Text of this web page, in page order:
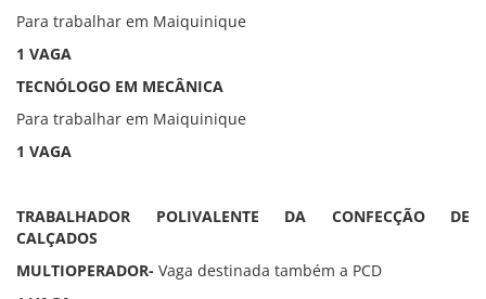
Para trabalhar em Maiquinique
1 VAGA
TECNÓLOGO EM MECÂNICA
Para trabalhar em Maiquinique
1 VAGA
TRABALHADOR POLIVALENTE DA CONFECÇÃO DE
CALÇADOS
MULTIOPERADOR- Vaga destinada também a PCD